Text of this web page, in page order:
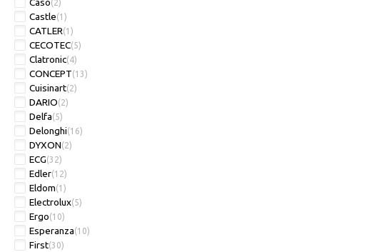
Caso(2)
Castle(1)
CATLER(1)
CECOTEC(5)
Clatronic(4)
CONCEPT(13)
Cuisinart(2)
DARIO(2)
Delfa(5)
Delonghi(16)
DYXON(2)
ECG(32)
Edler(12)
Eldom(1)
Electrolux(5)
Ergo(10)
Esperanza(10)
First(30)